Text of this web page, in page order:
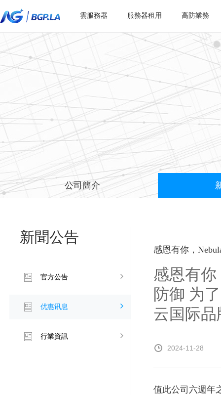
雲服務器 服務器租用 高防業務
公司簡介
新聞公告
官方公告
优惠讯息
行業資訊
感恩有你，
感恩有你
防御 为
云国际品
2024-11-28
值此公司六週年